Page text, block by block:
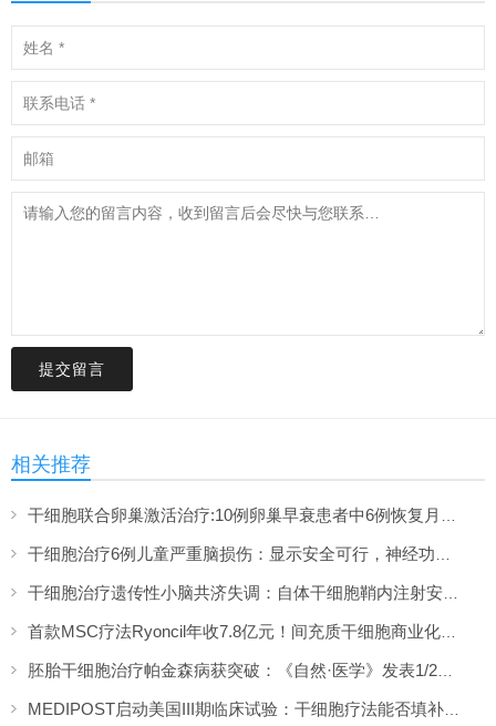
提交留言
相关推荐
干细胞联合卵巢激活治疗:10例卵巢早衰患者中6例恢复月经,一年随访证实安全
干细胞治疗6例儿童严重脑损伤：显示安全可行，神经功能改善信号值得关注
干细胞治疗遗传性小脑共济失调：自体干细胞鞘内注射安全性与初步疗效解读
首款MSC疗法Ryoncil年收7.8亿元！间充质干细胞商业化里程碑深度解读
胚胎干细胞治疗帕金森病获突破：《自然·医学》发表1/2期临床12个月随访数据
MEDIPOST启动美国III期临床试验：干细胞疗法能否填补膝骨关节炎“治疗真空”？